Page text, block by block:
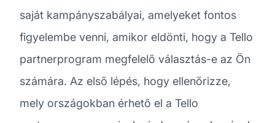
saját kampányszabályai, amelyeket fontos
figyelembe venni, amikor eldönti, hogy a Tello
partnerprogram megfelelő választás-e az Ön
számára. Az első lépés, hogy ellenőrizze,
mely országokban érhető el a Tello